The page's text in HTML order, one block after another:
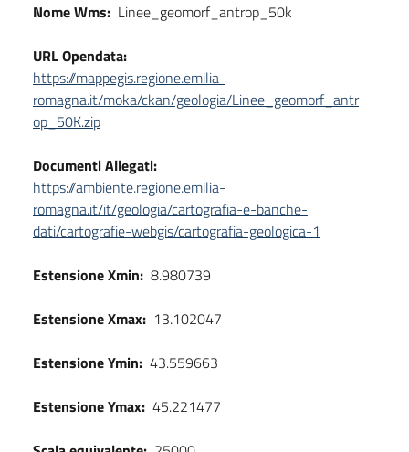
Nome Wms: Linee_geomorf_antrop_50k
URL Opendata:
https://mappegis.regione.emilia-
romagna.it/moka/ckan/geologia/Linee_geomorf_antr
op_50K.zip
Documenti Allegati:
https://ambiente.regione.emilia-
romagna.it/it/geologia/cartografia-e-banche-
dati/cartografie-webgis/cartografia-geologica-1
Estensione Xmin: 8.980739
Estensione Xmax: 13.102047
Estensione Ymin: 43.559663
Estensione Ymax: 45.221477